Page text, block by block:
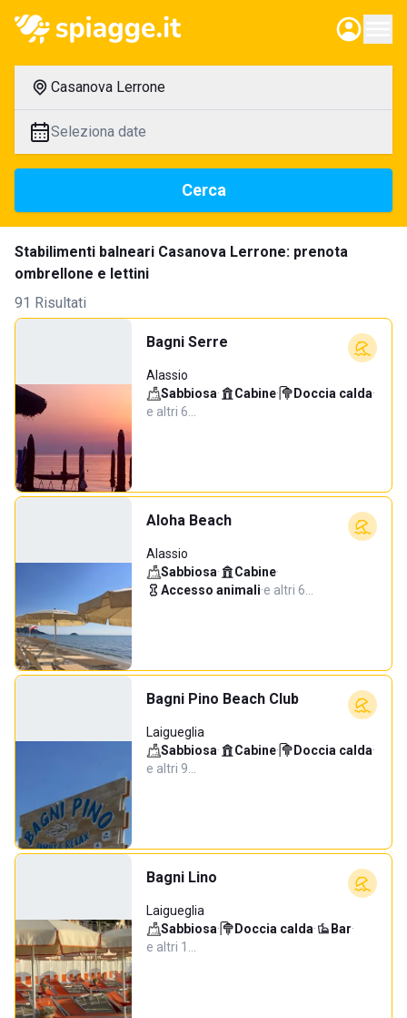
Casanova Lerrone
Seleziona date
Cerca
Stabilimenti balneari Casanova Lerrone: prenota
ombrellone e lettini
91 Risultati
Bagni Serre
Alassio
Sabbiosa· Cabine· Doccia calda·
e altri 6…
Aloha Beach
Alassio
Sabbiosa· Cabine·
Accesso animali·e altri 6…
Bagni Pino Beach Club
Laigueglia
Sabbiosa· Cabine· Doccia calda·
e altri 9…
Bagni Lino
Laigueglia
Sabbiosa· Doccia calda· Bar·
e altri 1…